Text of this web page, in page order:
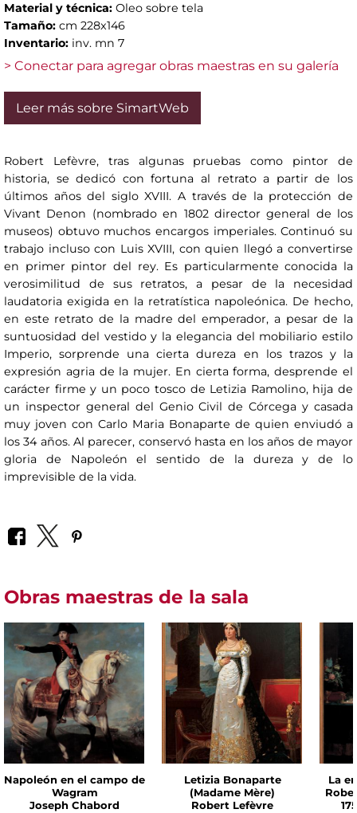
Material y técnica: Oleo sobre tela
Tamaño: cm 228x146
Inventario: inv. mn 7
> Conectar para agregar obras maestras en su galería
Leer más sobre SimartWeb
Robert Lefèvre, tras algunas pruebas como pintor de
historia, se dedicó con fortuna al retrato a partir de los
últimos años del siglo XVIII. A través de la protección de
Vivant Denon (nombrado en 1802 director general de los
museos) obtuvo muchos encargos imperiales. Continuó su
trabajo incluso con Luis XVIII, con quien llegó a convertirse
en primer pintor del rey. Es particularmente conocida la
verosimilitud de sus retratos, a pesar de la necesidad
laudatoria exigida en la retratística napoleónica. De hecho,
en este retrato de la madre del emperador, a pesar de la
suntuosidad del vestido y la elegancia del mobiliario estilo
Imperio, sorprende una cierta dureza en los trazos y la
expresión agria de la mujer. En cierta forma, desprende el
carácter firme y un poco tosco de Letizia Ramolino, hija de
un inspector general del Genio Civil de Córcega y casada
muy joven con Carlo Maria Bonaparte de quien enviudó a
los 34 años. Al parecer, conservó hasta en los años de mayor
gloria de Napoleón el sentido de la dureza y de lo
imprevisible de la vida.
Obras maestras de la sala
Napoleón en el campo de
Wagram
Joseph Chabord
Letizia Bonaparte
(Madame Mère)
Robert Lefèvre
La